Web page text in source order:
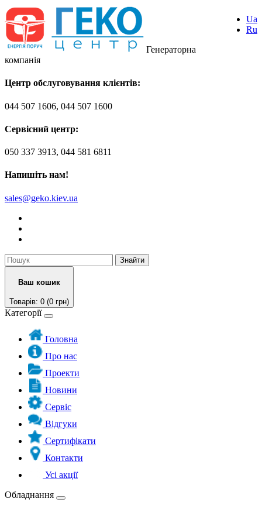
Ua
Ru
Генераторна
компанія
Центр обслуговування клієнтів:
044 507 1606, 044 507 1600
Сервісний центр:
050 337 3913, 044 581 6811
Напишіть нам!
sales@geko.kiev.ua
Знайти
Ваш кошик
Товарів: 0 (0 грн)
Категорії
Головна
Про нас
Проекти
Новини
Сервіс
Відгуки
Сертифікати
Контакти
Усі акції
Обладнання